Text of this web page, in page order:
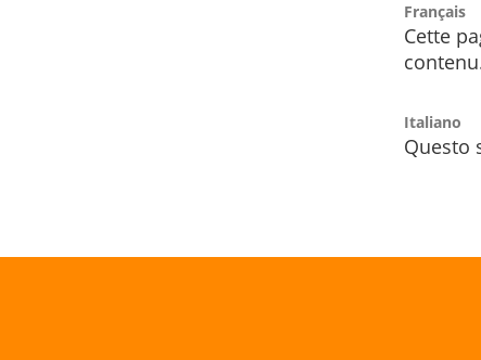
Français
Cette
Italiano
Questo